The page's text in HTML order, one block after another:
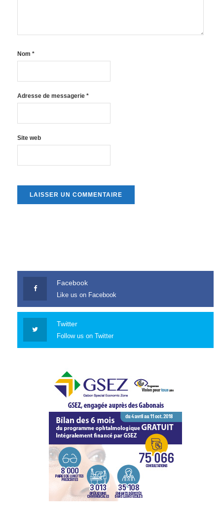
Nom *
Adresse de messagerie *
Site web
Facebook
Like us on Facebook
Twitter
Follow us on Twitter